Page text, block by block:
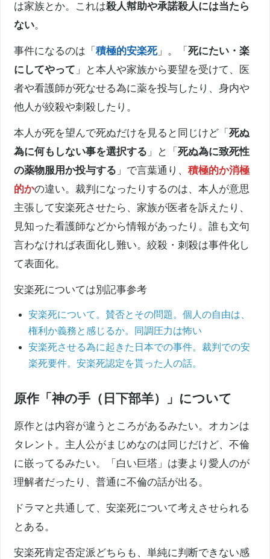
は家族とか。これは殺人幇助や承諾殺人には当たら
ない。
事件になるのは「積極的安楽死」。「死にたい・楽
にしてやって 」と本人や家族から要望を受けて、医
者や看護師が死なせる為に薬を投与したり、身内や
他人が絞殺や刺殺したり。
本人が死を望んで死ぬだけを見ると同じけど「死ぬ
為に何もしない事を選択する 」と「死ぬ為に致死性
の薬物服用か投与する 」で言葉通り、積極的か消極
的かの違い。裁判になったりするのは、本人が意思
主張して安楽死させたら、家族が医者を訴えたり、
見知った看護師などから情報があったり。誰も文句
言わなければ表面化し難い。絞殺・刺殺は事件化し
て表面化。
安楽死については別記事参考
安楽死について。賛否とその問題。個人の自由は、
権利か義務と感じるか。同調圧力は怖い
安楽死させる為に起きた日本での事件。裁判での安
楽死要件。安楽死認定を貰った人の話。
原作「神の手（日下部羊）」について
原作とは内容が違うところがあるみたい。オカンは
タレント。主人公がまじめなのは同じだけど、不倫
に嵌ってるみたい。「 白い巨塔 」は妻より愛人のが
理解者だったり、普通に不倫の話が出る。
ドラマと共通して、安楽死について考えさせられる
とある。
安楽死肯定否定派どちらも、単純に判断できない感